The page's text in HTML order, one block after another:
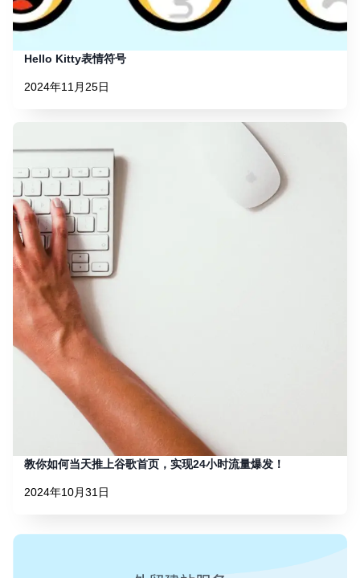
Hello Kitty表情符号
2024年11月25日
教你如何当天推上谷歌首页，实现24小时流量爆发！
2024年10月31日